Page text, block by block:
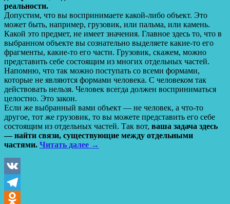
реальности.
Допустим, что вы воспринимаете какой-либо объект. Это
может быть, например, грузовик, или пальма, или камень.
Какой это предмет, не имеет значения. Главное здесь то, что в
выбранном объекте вы сознательно выделяете какие-то его
фрагменты, какие-то его части. Грузовик, скажем, можно
представить себе состоящим из многих отдельных частей.
Напомню, что так можно поступать со всеми формами,
которые не являются формами человека. С человеком так
действовать нельзя. Человек всегда должен восприниматься
целостно. Это закон.
Если же выбранный вами объект — не человек, а что-то
другое, тот же грузовик, то вы можете представить его себе
состоящим из отдельных частей. Так вот, ваша задача здесь
— найти связи, существующие между отдельными
частями. Читать далее →
VK
Telegram